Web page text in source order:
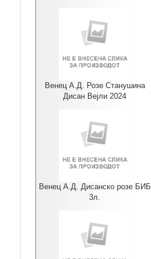
Венец А.Д. Розе Станушина
Дисан Вејли 2024
Венец А.Д. Дисанско розе БИБ
3л.